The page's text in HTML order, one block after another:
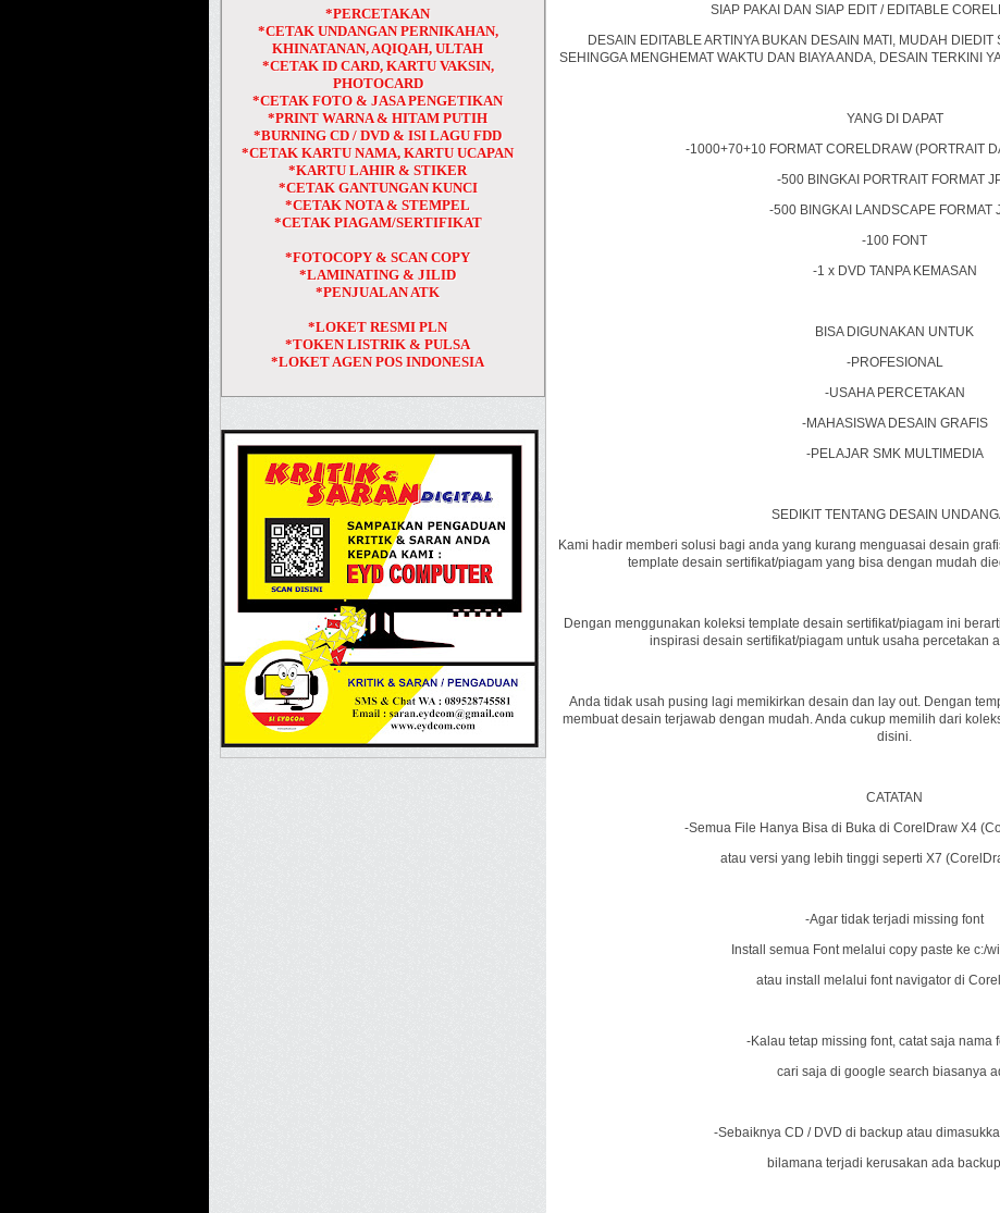
SIAP PAKAI DAN SIAP EDIT / EDITABLE
DESAIN EDITABLE ARTINYA BUKAN DESAIN MATI, MUDAH
SEHINGGA MENGHEMAT WAKTU DAN BIAYA ANDA, DESAIN TERKINI
YANG DI DAPAT
-1000+70+10 FORMAT CORELDRAW (PORTRAIT
-500 BINGKAI PORTRAIT FORMAT
-500 BINGKAI LANDSCAPE FORMAT
-100 FONT
-1 x DVD TANPA KEMASAN
BISA DIGUNAKAN UNTUK
-PROFESIONAL
-USAHA PERCETAKAN
-MAHASISWA DESAIN GRAFIS
-PELAJAR SMK MULTIMEDIA
SEDIKIT TENTANG DESAIN
Kami hadir memberi solusi bagi anda yang kurang menguasai desain
template desain sertifikat/piagam yang bisa dengan mudah
Dengan menggunakan koleksi template desain sertifikat/piagam ini
inspirasi desain sertifikat/piagam untuk usaha percetakan
Anda tidak usah pusing lagi memikirkan desain dan lay out. Dengan
membuat desain terjawab dengan mudah. Anda cukup memilih dari
disini.
CATATAN
-Semua File Hanya Bisa di Buka di CorelDraw X4
atau versi yang lebih tinggi seperti X7
-Agar tidak terjadi missing font
Install semua Font melalui copy paste ke c:/
atau install melalui font navigator di
-Kalau tetap missing font, catat saja nama
cari saja di google search biasanya
-Sebaiknya CD / DVD di backup atau
bilamana terjadi kerusakan ada
*PERCETAKAN
*CETAK UNDANGAN PERNIKAHAN,
KHINATANAN, AQIQAH, ULTAH
*CETAK ID CARD, KARTU VAKSIN,
PHOTOCARD
*CETAK FOTO & JASA PENGETIKAN
*PRINT WARNA & HITAM PUTIH
*BURNING CD / DVD & ISI LAGU FDD
*CETAK KARTU NAMA, KARTU UCAPAN
*KARTU LAHIR & STIKER
*CETAK GANTUNGAN KUNCI
*CETAK NOTA & STEMPEL
*CETAK PIAGAM/SERTIFIKAT
*FOTOCOPY & SCAN COPY
*LAMINATING & JILID
*PENJUALAN ATK
*LOKET RESMI PLN
*TOKEN LISTRIK & PULSA
*LOKET AGEN POS INDONESIA